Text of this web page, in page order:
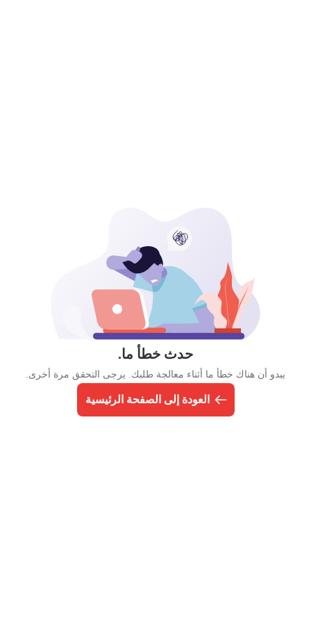
حدث خطأ ما.
يبدو أن هناك خطأ ما أثناء معالجة طلبك. يرجى التحقق مرة أخرى.
العودة إلى الصفحة الرئيسية